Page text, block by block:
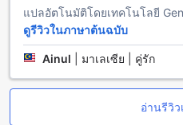
นักท่องเที่ยวต่างชาติและท้องถิ่น
นี่อย่างหลากหลาย
นอกจากทิวทัศน์ที่สวยงามของเมื
เที่ยวที่น่าสนใจอีกมากมาย เช่น
สำคัญ เช่น วัดหงส์ทอง วัดสวยจ
โบราณ และวัดเทพสถิตย์ที่มีเสน่
ศูนย์กลางของชุมชน นอกจากนี้ยั
และของที่ระลึกได้ง่าย และร้าน
แปลอัตโนมัติโดยเทคโนโลยี
ดูรีวิวในภาษาต้นฉบับ
Ainul มาเลเซีย | คู่รัก
อ่านรีวิว